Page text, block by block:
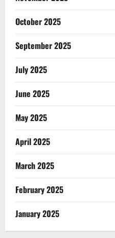
October 2025
September 2025
July 2025
June 2025
May 2025
April 2025
March 2025
February 2025
January 2025